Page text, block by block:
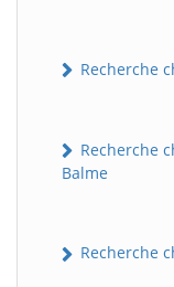
Recherche
Recherche
Balme
Recherche